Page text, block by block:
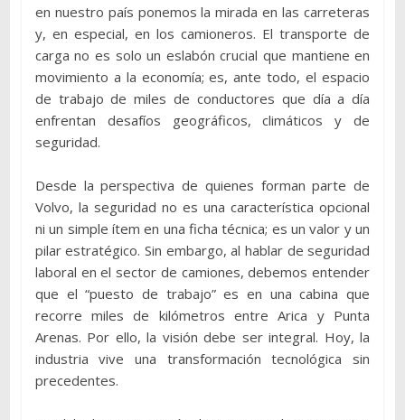
en nuestro país ponemos la mirada en las carreteras
y, en especial, en los camioneros. El transporte de
carga no es solo un eslabón crucial que mantiene en
movimiento a la economía; es, ante todo, el espacio
de trabajo de miles de conductores que día a día
enfrentan desafíos geográficos, climáticos y de
seguridad.
Desde la perspectiva de quienes forman parte de
Volvo, la seguridad no es una característica opcional
ni un simple ítem en una ficha técnica; es un valor y un
pilar estratégico. Sin embargo, al hablar de seguridad
laboral en el sector de camiones, debemos entender
que el “puesto de trabajo” es en una cabina que
recorre miles de kilómetros entre Arica y Punta
Arenas. Por ello, la visión debe ser integral. Hoy, la
industria vive una transformación tecnológica sin
precedentes.